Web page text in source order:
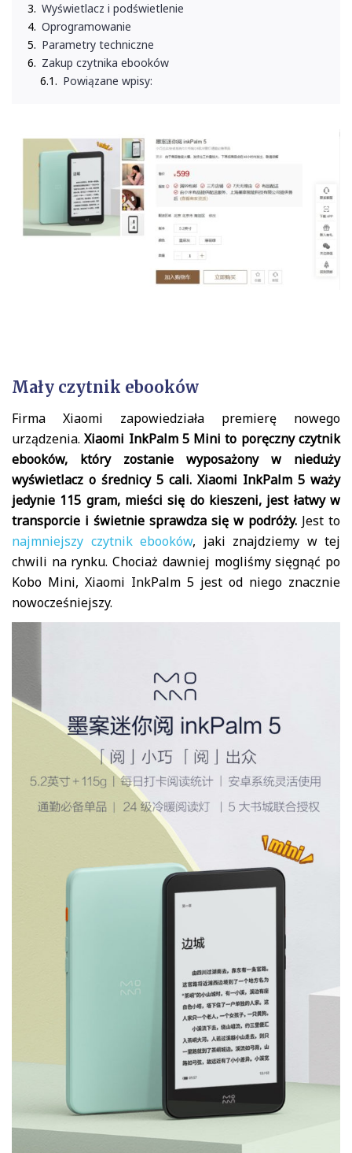
Wyświetlacz i podświetlenie
Oprogramowanie
Parametry techniczne
Zakup czytnika ebooków
Powiązane wpisy:
Mały czytnik ebooków
Firma Xiaomi zapowiedziała premierę nowego
urządzenia.Xiaomi InkPalm 5 Mini to poręczny czytnik
ebooków, który zostanie wyposażony w nieduży
wyświetlacz o średnicy 5 cali. Xiaomi InkPalm 5 waży
jedynie 115 gram, mieści się do kieszeni, jest łatwy w
transporcie i świetnie sprawdza się w podróży. Jest to
najmniejszy czytnik ebooków, jaki znajdziemy w tej
chwili na rynku. Chociaż dawniej mogliśmy sięgnąć po
Kobo Mini, Xiaomi InkPalm 5 jest od niego znacznie
nowocześniejszy.